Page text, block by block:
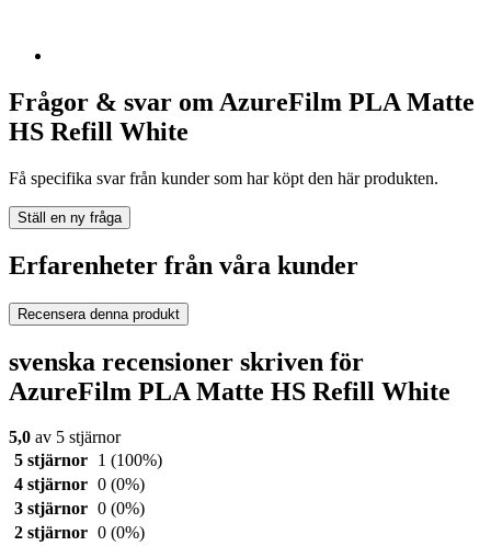
Frågor & svar om AzureFilm PLA Matte
HS Refill White
Få specifika svar från kunder som har köpt den här produkten.
Ställ en ny fråga
Erfarenheter från våra kunder
Recensera denna produkt
svenska recensioner skriven för
AzureFilm PLA Matte HS Refill White
5,0 av 5 stjärnor
5 stjärnor
1 (100%)
4 stjärnor 0 (0%)
3 stjärnor 0 (0%)
2 stjärnor 0 (0%)